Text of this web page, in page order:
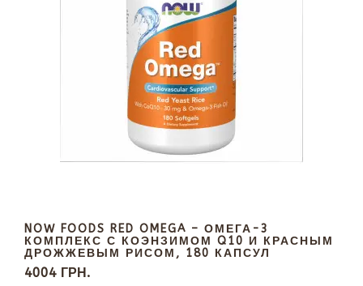
NOW FOODS RED OMEGA – ОМЕГА-3
КОМПЛЕКС С КОЭНЗИМОМ Q10 И КРАСНЫМ
ДРОЖЖЕВЫМ РИСОМ, 180 КАПСУЛ
4004 ГРН.